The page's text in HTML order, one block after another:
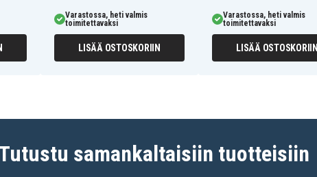
Varastossa, heti valmis
toimitettavaksi
LISÄÄ OSTOSKORIIN
Varastossa, heti valmis
toimitettavaksi
LISÄÄ OSTOSKORIIN
samankaltaisiin tuotteisiin